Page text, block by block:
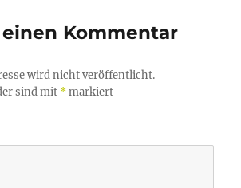
Kommentar
wird nicht veröffentlicht.
sind mit *markiert